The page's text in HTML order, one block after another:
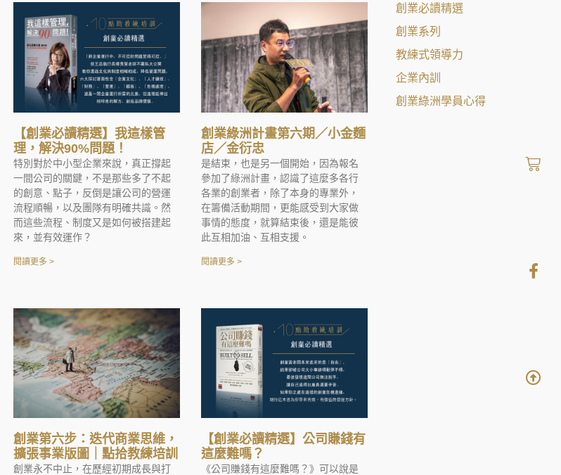
【創業必讀精選】我這樣管
理，解決90%問題！
特別對於中小型企業來說，真正撐起
一間公司的關鍵，不是那些多了不起
的創意、點子，反倒是讓公司的營運
流程順暢，以及團隊有明確共識。然
而這些流程、制度又是如何被搭建起
來，並有效運作？
閱讀更多 >
創業綠洲計畫第六期／小金麵
店／金衍忠
是結束，也是另一個開始，因為報名
參加了綠洲計畫，認識了這麼多各行
各業的創業者，除了本身的專業外，
在籌備活動期間，更能感受到大家做
事情的態度，就算結束後，還是能彼
此互相加油、互相支援。
閱讀更多 >
創業第六步：迭代商業思維，
擴張事業版圖｜點拾教練培訓
創業永不中止，在歷經初期成長與打
【創業必讀精選】公司賺錢有
這麼難嗎？
《公司賺錢有這麼難嗎？》可以說是
創業必讀精選
創業系列
教練式領導力
企業內訓
創業綠洲學員心得